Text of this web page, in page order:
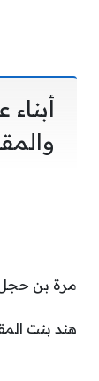
مرة بن
هند بنت